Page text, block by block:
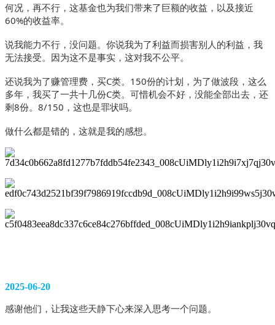
何况，再不行，这基金也为我们带来了巨额的收益，以及接近
60%的收益率。
说我能力不行，没问题。你说我为了利益而损害别人的利益，我
无法接受。因为这不是事实，这对我不公平。
还说我为了赚管理费，买C类。150份的计划，为了做波段，这么
多年，我买了一共十几份C类。可惜机会不好，没能全部出去，还
剩8份。8/150，这也是罪状吗。
做什么都是错的，这就是我的感想。
2025-06-20
感谢他们，让我这些天静下心来深入思考一个问题。